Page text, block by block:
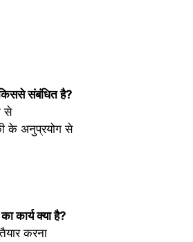
किससे संबंधित है?
से
के अनुप्रयोग से
कार्य क्या है?
करना